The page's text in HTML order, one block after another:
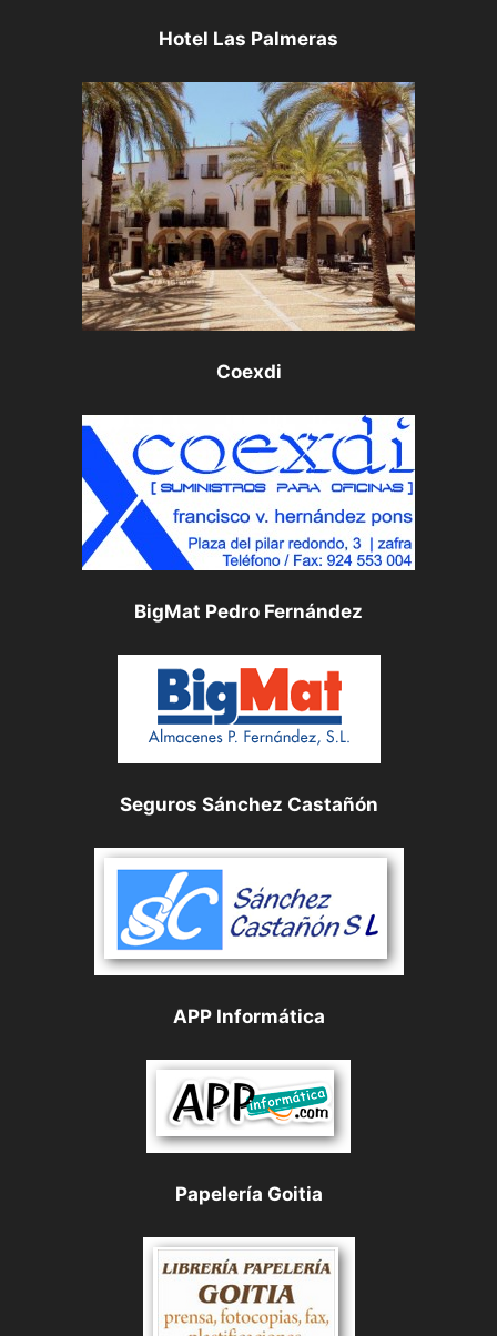
Hotel Las Palmeras
Coexdi
BigMat Pedro Fernández
Seguros Sánchez Castañón
APP Informática
Papelería Goitia